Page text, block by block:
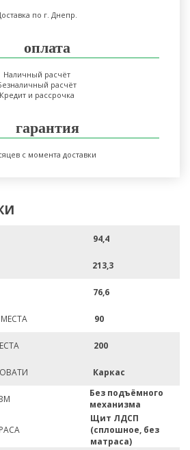
по г. Днепр.
оплата
Наличный расчёт
расчёт
Кредит и рассрочка
гарантия
с момента доставки
94,4
213,3
76,6
90
200
Каркас
Без подъёмного
механизма
Щит ЛДСП
(сплошное, без
матраса)